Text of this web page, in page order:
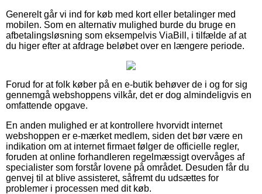
Generelt går vi ind for køb med kort eller betalinger med
mobilen. Som en alternativ mulighed burde du bruge en
afbetalingsløsning som eksempelvis ViaBill, i tilfælde af at
du higer efter at afdrage beløbet over en længere periode.
Forud for at folk køber på en e-butik behøver de i og for sig
gennemgå webshoppens vilkår, det er dog almindeligvis en
omfattende opgave.
En anden mulighed er at kontrollere hvorvidt internet
webshoppen er e-mærket medlem, siden det bør være en
indikation om at internet firmaet følger de officielle regler,
foruden at online forhandleren regelmæssigt overvåges af
specialister som forstår lovene på området. Desuden får du
genvej til at blive assisteret, såfremt du udsættes for
problemer i processen med dit køb.